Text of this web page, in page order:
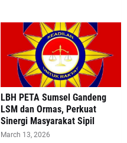
LBH PETA Sumsel Gandeng
LSM dan Ormas, Perkuat
Sinergi Masyarakat Sipil
March 13, 2026